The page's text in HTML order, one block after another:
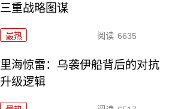
三重战略图谋
最热 阅读 6635
里海惊雷：乌袭伊船背后的对抗
升级逻辑